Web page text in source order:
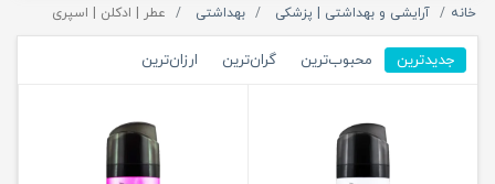
خانه آرایشی و بهداشتی | پزشکی بهداشتی عطر | ادکلن | اسپری
جدیدترین محبوب‌ترین گران‌ترین ارزان‌ترین